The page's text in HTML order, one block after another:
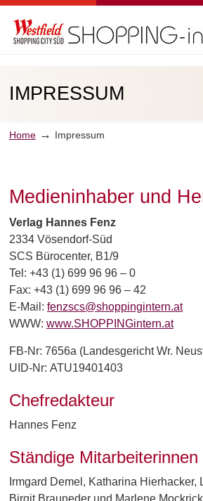
Navigation
IMPRESSUM
Home → Impressum
Medieninhaber und
Verlag Hannes Fenz
2334 Vösendorf-Süd
SCS Bürocenter, B1/9
Tel: +43 (1) 699 96 96 – 0
Fax: +43 (1) 699 96 96 – 42
E-Mail: fenzscs@shoppingintern.at
WWW: www.SHOPPINGintern.at
FB-Nr: 7656a (Landesgericht Wr.
UID-Nr: ATU19401403
Chefredakteur
Hannes Fenz
Ständige Mitarbeiterinnen
Irmgard Demel, Katharina Hierhacker,
Birgit Brauneder und Marlene